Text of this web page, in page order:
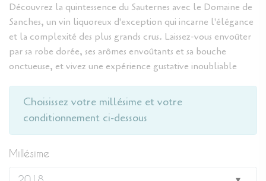
Découvrez la quintessence du Sauternes avec le Domaine de
Sanches, un vin liquoreux d'exception qui incarne l'élégance
et la complexité des plus grands crus. Laissez-vous envoûter
par sa robe dorée, ses arômes envoûtants et sa bouche
onctueuse, et vivez une expérience gustative inoubliable
Choisissez votre millésime et votre
conditionnement ci-dessous
Millésime